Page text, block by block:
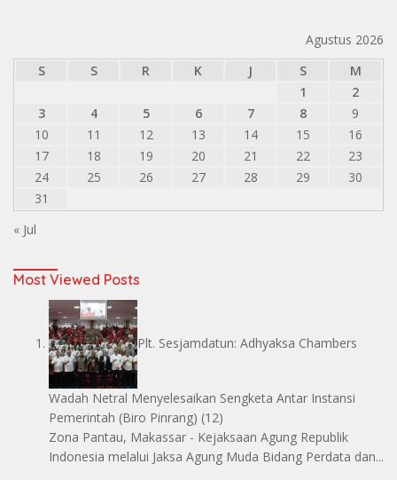
Agustus 2026
S
S R K J S
M
1
2
3
4 5 6 7 8
9
10
11 12 13 14 15
16
17
18 19 20 21 22
23
24
25 26 27 28 29
30
31
« Jul
Most Viewed Posts
Plt. Sesjamdatun: Adhyaksa Chambers
Wadah Netral Menyelesaikan Sengketa Antar Instansi
Pemerintah (Biro Pinrang) (12)
Zona Pantau, Makassar - Kejaksaan Agung Republik
Indonesia melalui Jaksa Agung Muda Bidang Perdata dan...